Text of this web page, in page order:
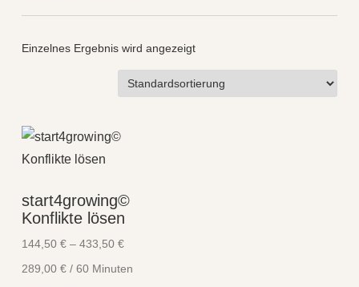
Einzelnes Ergebnis wird angezeigt
start4growing©
Konflikte lösen
144,50 €– 433,50 €
289,00 €/ 60 Minuten